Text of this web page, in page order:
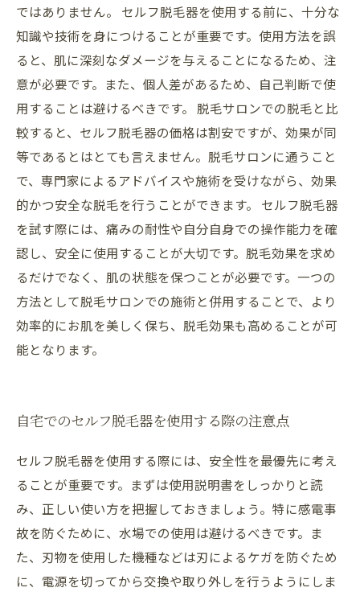
ではありません。 セルフ脱毛器を使用する前に、十分な
知識や技術を身につけることが重要です。使用方法を誤
ると、肌に深刻なダメージを与えることになるため、注
意が必要です。また、個人差があるため、自己判断で使
用することは避けるべきです。 脱毛サロンでの脱毛と比
較すると、セルフ脱毛器の価格は割安ですが、効果が同
等であるとはとても言えません。脱毛サロンに通うこと
で、専門家によるアドバイスや施術を受けながら、効果
的かつ安全な脱毛を行うことができます。 セルフ脱毛器
を試す際には、痛みの耐性や自分自身での操作能力を確
認し、安全に使用することが大切です。脱毛効果を求め
るだけでなく、肌の状態を保つことが必要です。一つの
方法として脱毛サロンでの施術と併用することで、より
効率的にお肌を美しく保ち、脱毛効果も高めることが可
能となります。
自宅でのセルフ脱毛器を使用する際の注意点
セルフ脱毛器を使用する際には、安全性を最優先に考え
ることが重要です。まずは使用説明書をしっかりと読
み、正しい使い方を把握しておきましょう。特に感電事
故を防ぐために、水場での使用は避けるべきです。ま
た、刃物を使用した機種などは刃によるケガを防ぐため
に、電源を切ってから交換や取り外しを行うようにしま